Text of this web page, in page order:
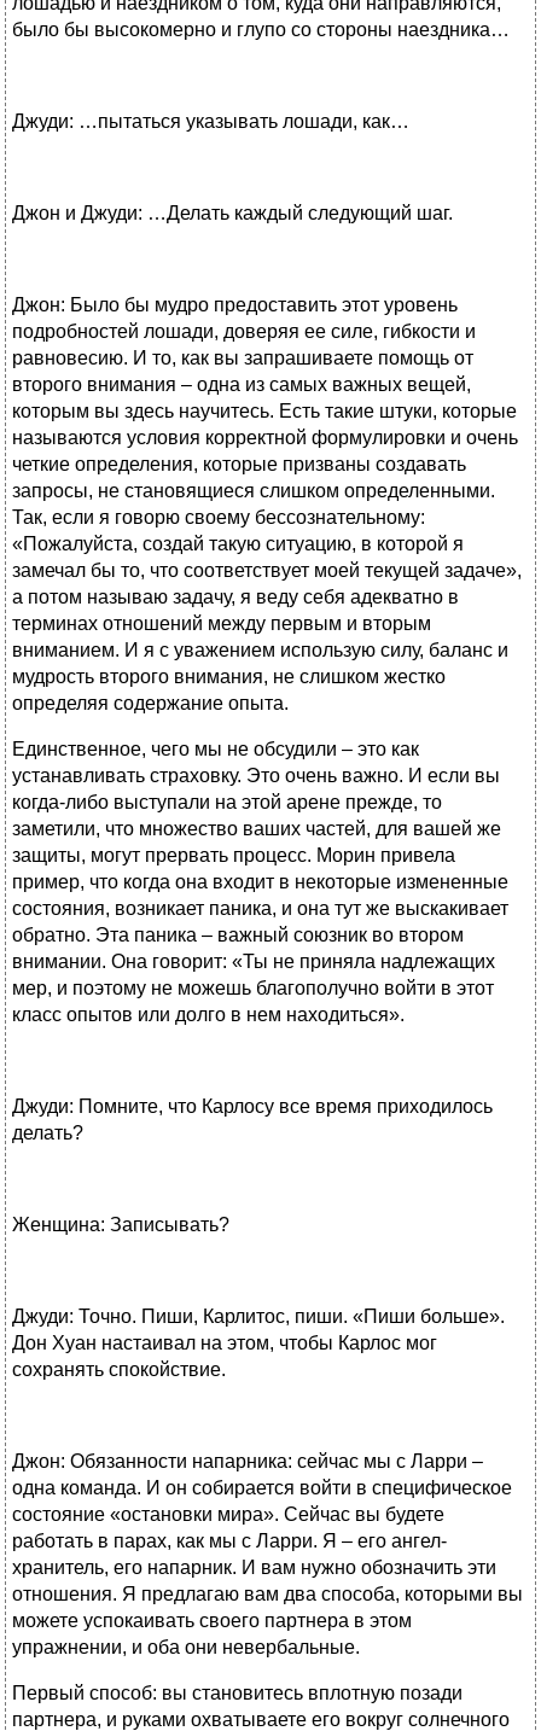
было бы высокомерно и глупо со стороны наездника…
Джуди: …пытаться указывать лошади, как…
Джон и Джуди: …Делать каждый следующий шаг.
Джон: Было бы мудро предоставить этот уровень
подробностей лошади, доверяя ее силе, гибкости и
равновесию. И то, как вы запрашиваете помощь от
второго внимания – одна из самых важных вещей,
которым вы здесь научитесь. Есть такие штуки, которые
называются условия корректной формулировки и очень
четкие определения, которые призваны создавать
запросы, не становящиеся слишком определенными.
Так, если я говорю своему бессознательному:
«Пожалуйста, создай такую ситуацию, в которой я
замечал бы то, что соответствует моей текущей задаче»,
а потом называю задачу, я веду себя адекватно в
терминах отношений между первым и вторым
вниманием. И я с уважением использую силу, баланс и
мудрость второго внимания, не слишком жестко
определяя содержание опыта.
Единственное, чего мы не обсудили – это как
устанавливать страховку. Это очень важно. И если вы
когда-либо выступали на этой арене прежде, то
заметили, что множество ваших частей, для вашей же
защиты, могут прервать процесс. Mорин привела
пример, что когда она входит в некоторые измененные
состояния, возникает паника, и она тут же выскакивает
обратно. Эта паника – важный союзник во втором
внимании. Она говорит: «Ты не приняла надлежащих
мер, и поэтому не можешь благополучно войти в этот
класс опытов или долго в нем находиться».
Джуди: Помните, что Карлосу все время приходилось
делать?
Женщина: Записывать?
Джуди: Точно. Пиши, Карлитос, пиши. «Пиши больше».
Дон Хуан настаивал на этом, чтобы Карлос мог
сохранять спокойствие.
Джон: Обязанности напарника: сейчас мы с Ларри –
одна команда. И он собирается войти в специфическое
состояние «остановки мира». Сейчас вы будете
работать в парах, как мы с Ларри. Я – его ангел-
хранитель, его напарник. И вам нужно обозначить эти
отношения. Я предлагаю вам два способа, которыми вы
можете успокаивать своего партнера в этом
упражнении, и оба они невербальные.
Первый способ: вы становитесь вплотную позади
партнера, и руками охватываете его вокруг солнечного